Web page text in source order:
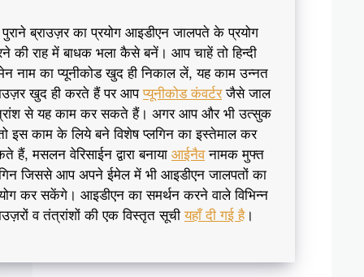
ब्राउज़र का प्रयोग आइडीएन जालपते के प्रयोग
की राह में बाधक भला कैसे बनें। आप चाहें तो हिन्दी
नाम का प्यूनीकोड खुद ही निकाल लें, यह काम उन्नत
खुद ही करते हैं पर आपप्यूनीकोड कंवर्टरजैसे जाल
से यह काम कर सकते हैं। अगर आप और भी उत्सुक
इस काम के लिये बने विशेष प्लगिन का इस्तेमाल कर
हैं, मसलन वेरिसाईन द्वारा बनाया आईनैवनामक मुफ्त
जिससे आप अपने ईमेल में भी आइडीएन जालपतों का
कर सकेंगे। आइडीएन का समर्थन करने वाले विभिन्न
व तंत्रांशों की एक विस्तृत सूचीयहाँ दी गई है।